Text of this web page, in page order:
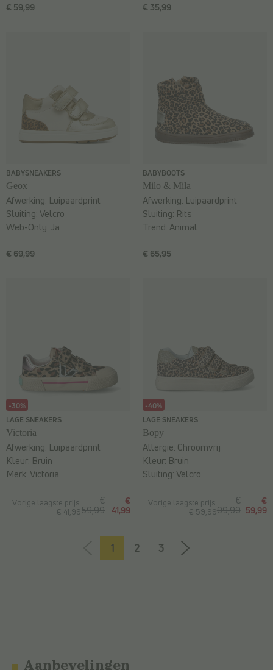
€ 59,99 € 35,99
BABYSNEAKERS
Geox
€ 69,99
Afwerking: Luipaardprint
Sluiting:Velcro
Web-Only:Ja
BABYBOOTS
Milo & Mila
€ 65,95
Afwerking: Luipaardprint
Sluiting: Rits
Trend:Animal
-30%
LAGE SNEAKERS
Victoria
Vorige laagste prijs:
€ 41,99
€
59,99
€
41,99
Afwerking: Luipaardprint
Kleur: Bruin
Merk:Victoria
-40%
LAGE SNEAKERS
Bopy
Vorige laagste prijs:
€ 59,99
€
99,99
€
59,99
Allergie: Chroomvrij
Kleur: Bruin
Sluiting:Velcro
1 2 3
Aanbevelingen